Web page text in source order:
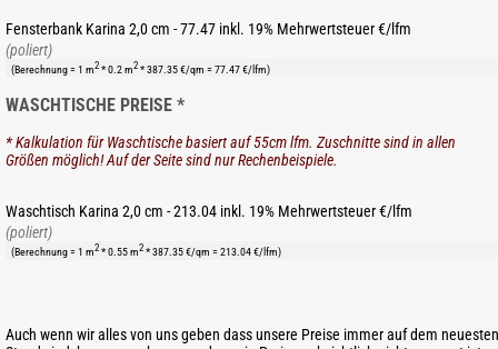
Fensterbank Karina 2,0 cm - 77.47 inkl. 19% Mehrwertsteuer €/lfm
(poliert)
(Berechnung = 1 m2 * 0.2 m2 * 387.35 €/qm = 77.47 €/lfm)
WASCHTISCHE PREISE *
* Kalkulation für Waschtische basiert auf 55cm lfm. Zuschnitte sind in allen
Größen möglich! Auf der Seite sind nur Rechenbeispiele.
Waschtisch Karina 2,0 cm - 213.04 inkl. 19% Mehrwertsteuer €/lfm
(poliert)
(Berechnung = 1 m2 * 0.55 m2 * 387.35 €/qm = 213.04 €/lfm)
Auch wenn wir alles von uns geben dass unsere Preise immer auf dem neuesten